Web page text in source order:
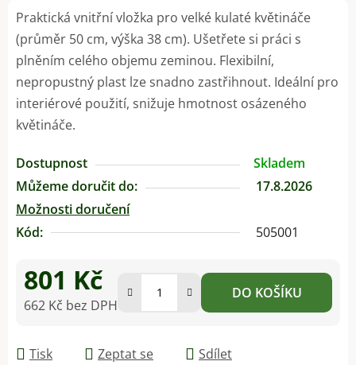
Praktická vnitřní vložka pro velké kulaté květináče
(průměr 50 cm, výška 38 cm). Ušetřete si práci s
plněním celého objemu zeminou. Flexibilní,
nepropustný plast lze snadno zastřihnout. Ideální pro
interiérové použití, snižuje hmotnost osázeného
květináče.
Dostupnost
Skladem
Můžeme doručit do:
17.8.2026
Možnosti doručení
Kód:
505001
801 Kč
662 Kč bez DPH
DO KOŠÍKU
Tisk Zeptat se Sdílet